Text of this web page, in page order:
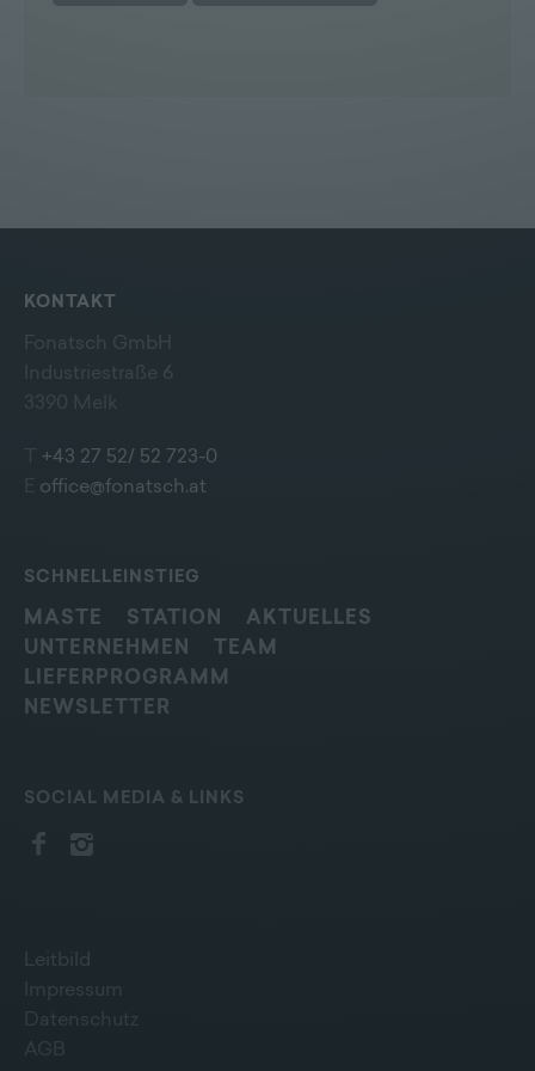
KONTAKT
Fonatsch GmbH
Industriestraße 6
3390 Melk
+43 27 52/ 52 723-0
E office@fonatsch.at
SCHNELLEINSTIEG
MASTE STATION
AKTUELLES
UNTERNEHMEN
TEAM
LIEFERPROGRAMM
NEWSLETTER
SOCIAL MEDIA & LINKS
Leitbild
Impressum
Datenschutz